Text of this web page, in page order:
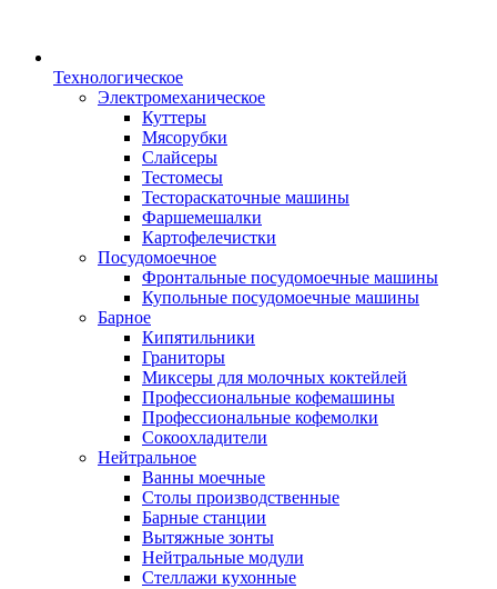
Технологическое
Электромеханическое
Куттеры
Мясорубки
Слайсеры
Тестомесы
Тестораскаточные машины
Фаршемешалки
Картофелечистки
Посудомоечное
Фронтальные посудомоечные машины
Купольные посудомоечные машины
Барное
Кипятильники
Граниторы
Миксеры для молочных коктейлей
Профессиональные кофемашины
Профессиональные кофемолки
Сокоохладители
Нейтральное
Ванны моечные
Столы производственные
Барные станции
Вытяжные зонты
Нейтральные модули
Стеллажи кухонные